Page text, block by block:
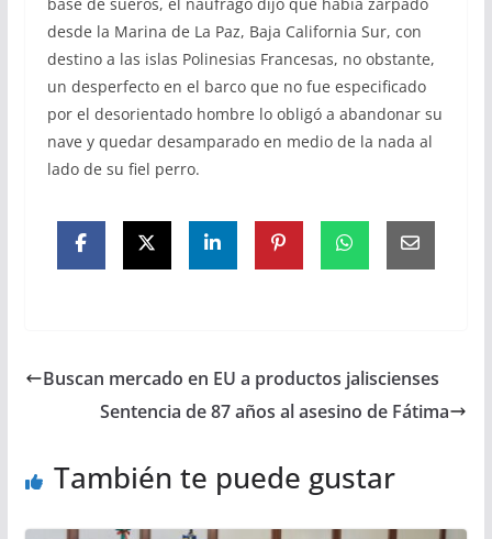
desde la Marina de La Paz, Baja California Sur, con
destino a las islas Polinesias Francesas, no obstante,
un desperfecto en el barco que no fue especificado
por el desorientado hombre lo obligó a abandonar su
nave y quedar desamparado en medio de la nada al
lado de su fiel perro.
Buscan mercado en EU a productos jaliscienses
Sentencia de 87 años al asesino de Fátima
También te puede gustar